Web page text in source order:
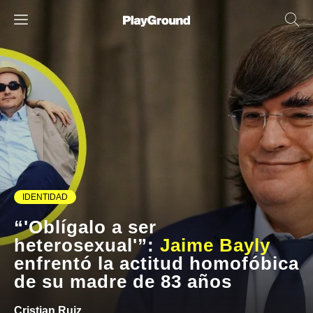
IDENTIDAD
“'Oblígalo a ser
heterosexual'”: Jaime Bayly
enfrentó la actitud homofóbica
de su madre de 83 años
Cristian Ruiz